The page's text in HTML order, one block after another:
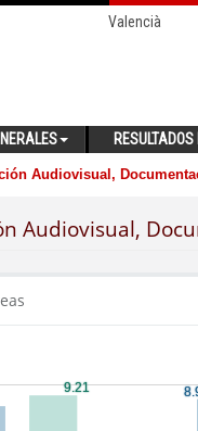
Valencià
Audiovisual,
Audiovisual,